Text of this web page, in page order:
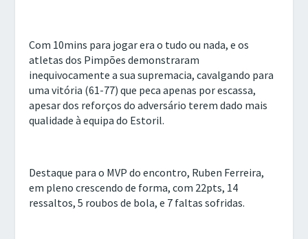
Com 10mins para jogar era o tudo ou nada, e os
atletas dos Pimpões demonstraram
inequivocamente a sua supremacia, cavalgando para
uma vitória (61-77) que peca apenas por escassa,
apesar dos reforços do adversário terem dado mais
qualidade à equipa do Estoril.
Destaque para o MVP do encontro, Ruben Ferreira,
em pleno crescendo de forma, com 22pts, 14
ressaltos, 5 roubos de bola, e 7 faltas sofridas.